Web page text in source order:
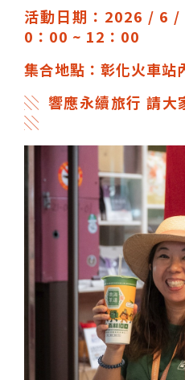
活動日期：2026 / 6
0：00 ~ 12：00
集合地點：彰化火車站
░ 響應永續旅行 請大
░